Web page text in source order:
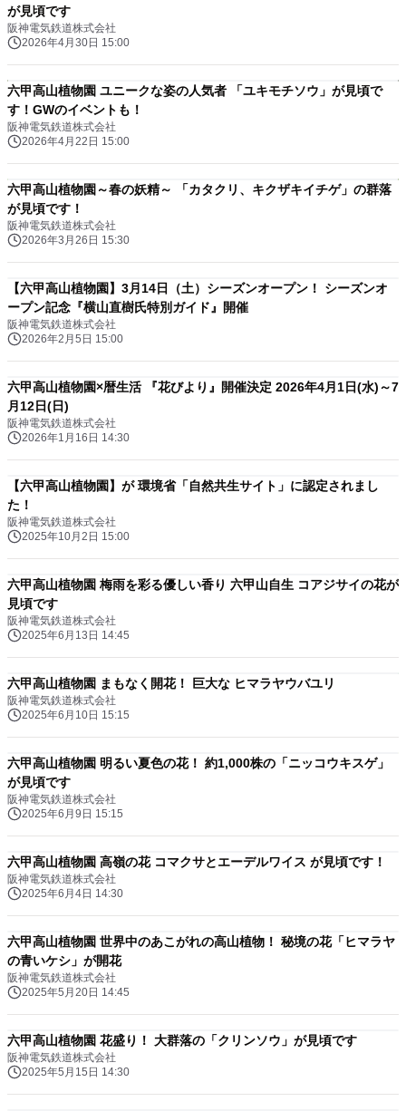
が見頃です
阪神電気鉄道株式会社
2026年4月30日 15:00
六甲高山植物園 ユニークな姿の人気者 「ユキモチソウ」が見頃で
す！GWのイベントも！
阪神電気鉄道株式会社
2026年4月22日 15:00
六甲高山植物園～春の妖精～ 「カタクリ、キクザキイチゲ」の群落
が見頃です！
阪神電気鉄道株式会社
2026年3月26日 15:30
【六甲高山植物園】3月14日（土）シーズンオープン！ シーズンオ
ープン記念『横山直樹氏特別ガイド』開催
阪神電気鉄道株式会社
2026年2月5日 15:00
六甲高山植物園×暦生活 『花びより』開催決定 2026年4月1日(水)～7
月12日(日)
阪神電気鉄道株式会社
2026年1月16日 14:30
【六甲高山植物園】が 環境省「自然共生サイト」に認定されまし
た！
阪神電気鉄道株式会社
2025年10月2日 15:00
六甲高山植物園 梅雨を彩る優しい香り 六甲山自生 コアジサイの花が
見頃です
阪神電気鉄道株式会社
2025年6月13日 14:45
六甲高山植物園 まもなく開花！ 巨大な ヒマラヤウバユリ
阪神電気鉄道株式会社
2025年6月10日 15:15
六甲高山植物園 明るい夏色の花！ 約1,000株の「ニッコウキスゲ」
が見頃です
阪神電気鉄道株式会社
2025年6月9日 15:15
六甲高山植物園 高嶺の花 コマクサとエーデルワイス が見頃です！
阪神電気鉄道株式会社
2025年6月4日 14:30
六甲高山植物園 世界中のあこがれの高山植物！ 秘境の花「ヒマラヤ
の青いケシ」が開花
阪神電気鉄道株式会社
2025年5月20日 14:45
六甲高山植物園 花盛り！ 大群落の「クリンソウ」が見頃です
阪神電気鉄道株式会社
2025年5月15日 14:30